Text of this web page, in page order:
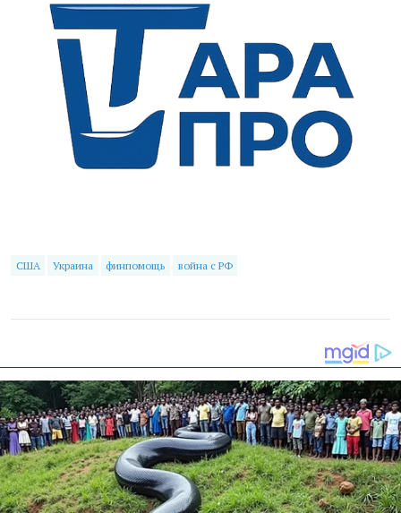
США Украина финпомощь война с РФ